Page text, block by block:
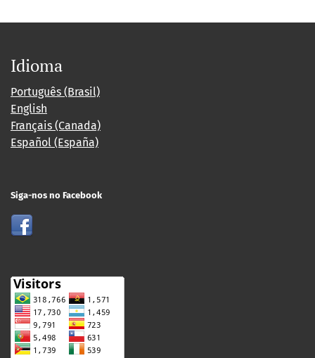
Idioma
Português (Brasil)
English
Français (Canada)
Español (España)
Siga-nos no Facebook